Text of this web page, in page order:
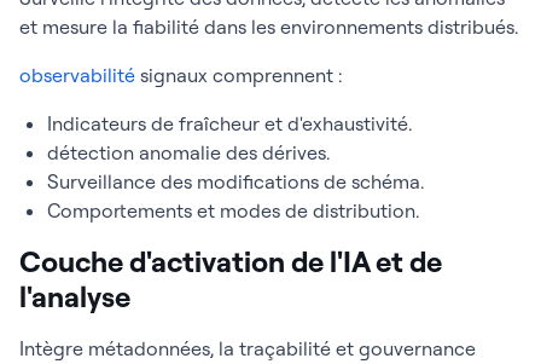
et mesure la fiabilité dans les environnements distribués.
observabilité signaux comprennent :
Indicateurs de fraîcheur et d'exhaustivité.
détection anomalie des dérives.
Surveillance des modifications de schéma.
Comportements et modes de distribution.
Couche d'activation de l'IA et de
l'analyse
Intègre métadonnées, la traçabilité et gouvernance